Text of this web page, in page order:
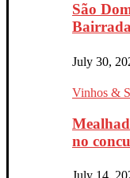
São
July 30,
Vinhos &
no